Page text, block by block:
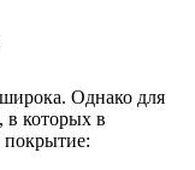
Однако для
в которых в
покрытие: